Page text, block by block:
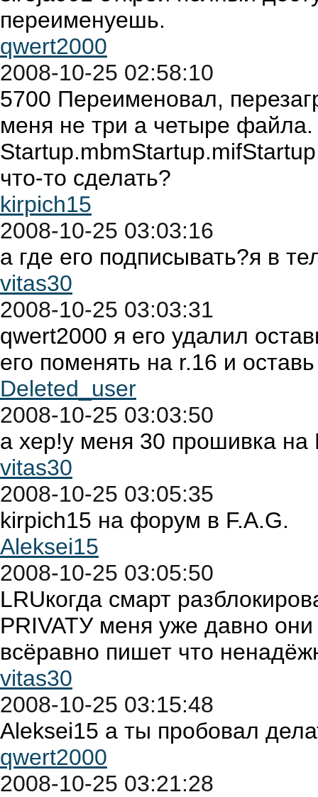
переименуешь.
qwert2000
2008-10-25 02:58:10
5700 Переименовал,
меня не три а четыре
что-то сделать?
kirpich15
2008-10-25 03:03:16
а где его подписывать?я в
vitas30
2008-10-25 03:03:31
qwert2000 я его удалил
его поменять на r.16 и
Deleted_user
2008-10-25 03:03:50
а хер!у меня 30 прошивка на
vitas30
2008-10-25 03:05:35
kirpich15 на форум в F.A.G.
Aleksei15
2008-10-25 03:05:50
LRUкогда смарт
PRIVATУ меня уже давно
всёравно пишет что
vitas30
2008-10-25 03:15:48
Aleksei15 а ты пробовал
qwert2000
2008-10-25 03:21:28